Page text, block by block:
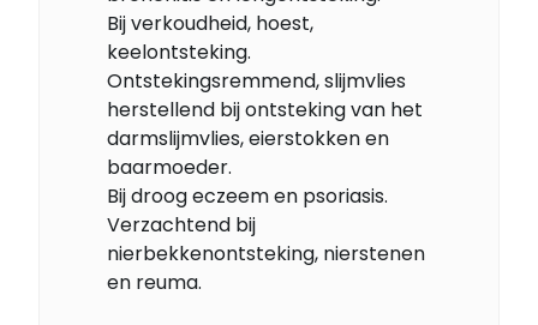
Bij verkoudheid, hoest,
keelontsteking.
Ontstekingsremmend, slijmvlies
herstellend bij ontsteking van het
darmslijmvlies, eierstokken en
baarmoeder.
Bij droog eczeem en psoriasis.
Verzachtend bij
nierbekkenontsteking, nierstenen
en reuma.